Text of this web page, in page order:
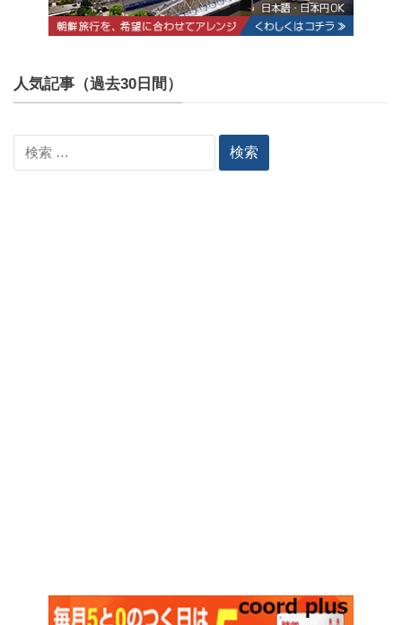
人気記事（過去30日間）
索: